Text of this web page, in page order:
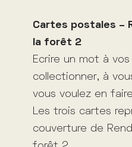
Cartes postales –
la forêt 2
Ecrire un mot à
collectionner, à
vous voulez en
Les trois cartes
couverture de